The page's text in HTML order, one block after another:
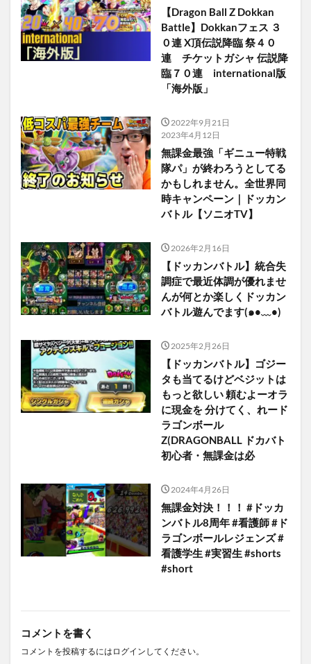
【Dragon Ball Z Dokkan
Battle】Dokkanフェス ３
０連 X頂伝説降臨 祭４０
連 チケットガシャ 伝説降
臨７０連 international版
「海外版」
2022年9月21日
2023年4月12日
無課金最強「ギニュー特戦
隊パ」が終わろうとしてる
かもしれません。全世界同
時キャンペーン｜ドッカン
バトル【ソニオTV】
2026年2月16日
【ドッカンバトル】統合失
調症で最近体調が優れませ
んが何とか楽しくドッカン
バトル遊んでます(⁠๑⁠•⁠﹏⁠•⁠)
2025年2月26日
【ドッカンバトル】ゴジー
タも当てるけどベジットは
もっと欲しい 頼むよーオラ
に現金を 分けてく、れード
ラゴンボール
Z(DRAGONBALL ドカバト
初心者・無課金は必
2024年4月26日
無課金対決！！！ #ドッカ
ンバトル8周年 #看護師 #ド
ラゴンボールレジェンズ #
看護学生 #実習生 #shorts
#short
コメントを書く
コメントを投稿するには ログイン してください。